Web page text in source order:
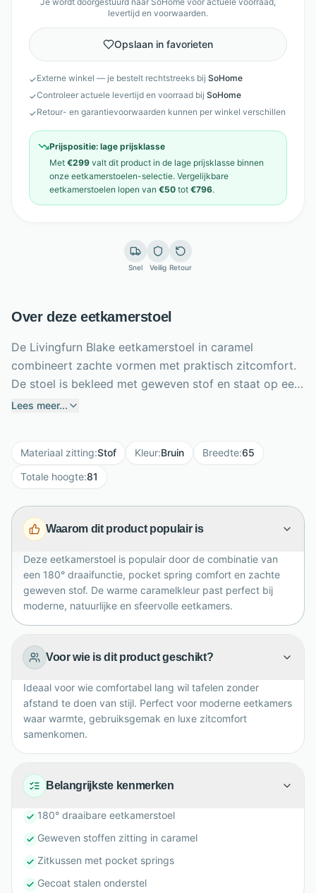
levertijd en voorwaarden.
Opslaan in favorieten
✓Externe winkel — je bestelt rechtstreeks bij SoHome
✓Controleer actuele levertijd en voorraad bij SoHome
✓Retour- en garantievoorwaarden kunnen per winkel verschillen
Prijspositie: lage prijsklasse
Met €299 valt dit product in de lage prijsklasse binnen
onze eetkamerstoelen-selectie. Vergelijkbare
eetkamerstoelen lopen van €50 tot €796.
Snel Veilig Retour
Over deze eetkamerstoel
De Livingfurn Blake eetkamerstoel in caramel
combineert zachte vormen met praktisch zitcomfort.
De stoel is bekleed met geweven stof en staat op een
gecoat stalen onderstel, waardoor hij zowel warm als
diners of gezellige avonden aan tafel. De 180°
draaifunctie zorgt voor bewegingsvrijheid en
zithoogte van 50,5 cm, zitdiepte van 48,5 cm en
totale hoogte van 81 cm biedt Blake een
iedere eetkamer warmte en karakter.
Lees meer...
Materiaal zitting:Stof Kleur:Bruin Breedte:65
Totale hoogte:81
Waarom dit product populair is
Deze eetkamerstoel is populair door de combinatie van
een 180° draaifunctie, pocket spring comfort en zachte
geweven stof. De warme caramelkleur past perfect bij
moderne, natuurlijke en sfeervolle eetkamers.
Voor wie is dit product geschikt?
Ideaal voor wie comfortabel lang wil tafelen zonder
afstand te doen van stijl. Perfect voor moderne eetkamers
waar warmte, gebruiksgemak en luxe zitcomfort
samenkomen.
Belangrijkste kenmerken
180° draaibare eetkamerstoel
Geweven stoffen zitting in caramel
Zitkussen met pocket springs
Gecoat stalen onderstel